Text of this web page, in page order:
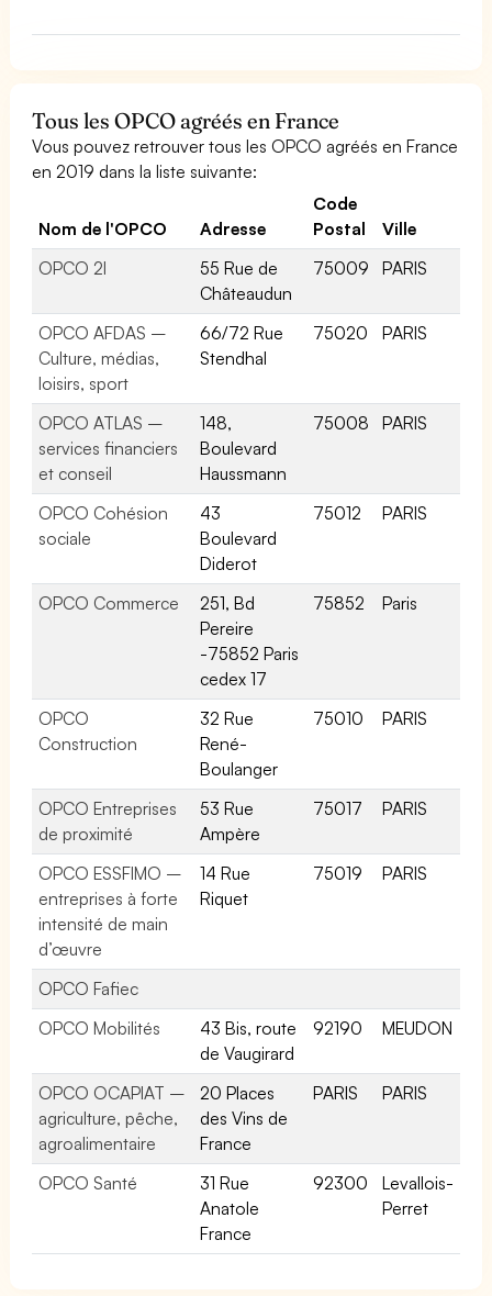
Tous les OPCO agréés en France
Vous pouvez retrouver tous les OPCO agréés en France
en 2019 dans la liste suivante:
Nom de l'OPCO Adresse
Code
Postal
Ville
OPCO 2I
55 Rue de
Châteaudun
75009 PARIS
OPCO AFDAS –
Culture, médias,
loisirs, sport
66/72 Rue
Stendhal
75020 PARIS
OPCO ATLAS –
services financiers
et conseil
148,
Boulevard
Haussmann
75008 PARIS
OPCO Cohésion
sociale
43
Boulevard
Diderot
75012 PARIS
OPCO Commerce
251, Bd
Pereire
-75852 Paris
cedex 17
75852 Paris
OPCO
Construction
32 Rue
René-
Boulanger
75010 PARIS
OPCO Entreprises
de proximité
53 Rue
Ampère
75017 PARIS
OPCO ESSFIMO –
entreprises à forte
intensité de main
d’œuvre
14 Rue
Riquet
75019 PARIS
OPCO Fafiec
OPCO Mobilités
43 Bis, route
de Vaugirard
92190 MEUDON
OPCO OCAPIAT –
agriculture, pêche,
agroalimentaire
20 Places
des Vins de
France
PARIS PARIS
OPCO Santé
31 Rue
Anatole
France
92300
Levallois-
Perret